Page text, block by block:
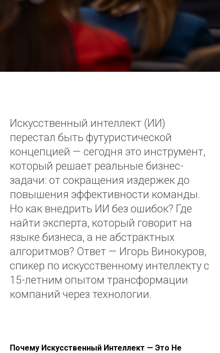
Искусственный интеллект (ИИ)
перестал быть футуристической
концепцией — сегодня это инструмент,
который решает реальные бизнес-
задачи: от сокращения издержек до
повышения эффективности команды.
Но как внедрить ИИ без ошибок? Где
найти эксперта, который говорит на
языке бизнеса, а не абстрактных
алгоритмов? Ответ — Игорь Винокуров,
спикер по искусственному интеллекту с
15-летним опытом трансформации
компаний через технологии.
Почему Искусственный Интеллект — Это Не